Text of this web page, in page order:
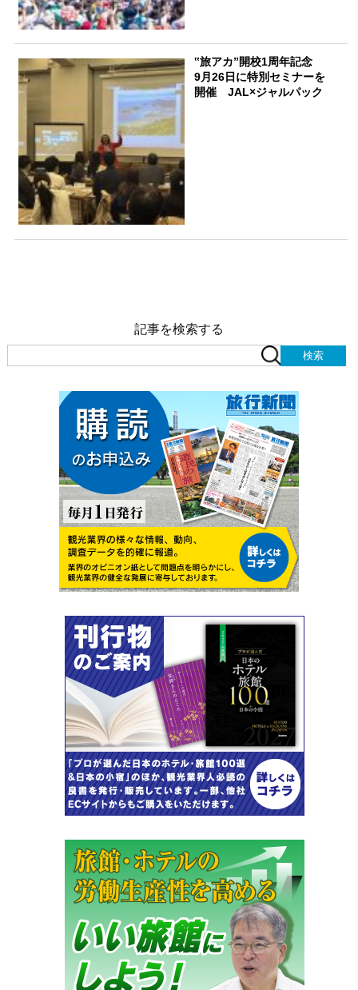
‟旅アカ”開校1周年記念
9月26日に特別セミナーを
開催 JAL×ジャルパック
記事を検索する